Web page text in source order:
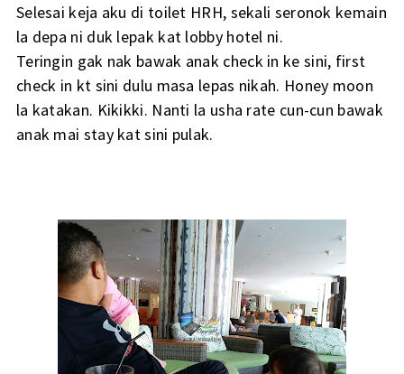
Selesai keja aku di toilet HRH, sekali seronok kemain
la depa ni duk lepak kat lobby hotel ni.
Teringin gak nak bawak anak check in ke sini, first
check in kt sini dulu masa lepas nikah. Honey moon
la katakan. Kikikki. Nanti la usha rate cun-cun bawak
anak mai stay kat sini pulak.